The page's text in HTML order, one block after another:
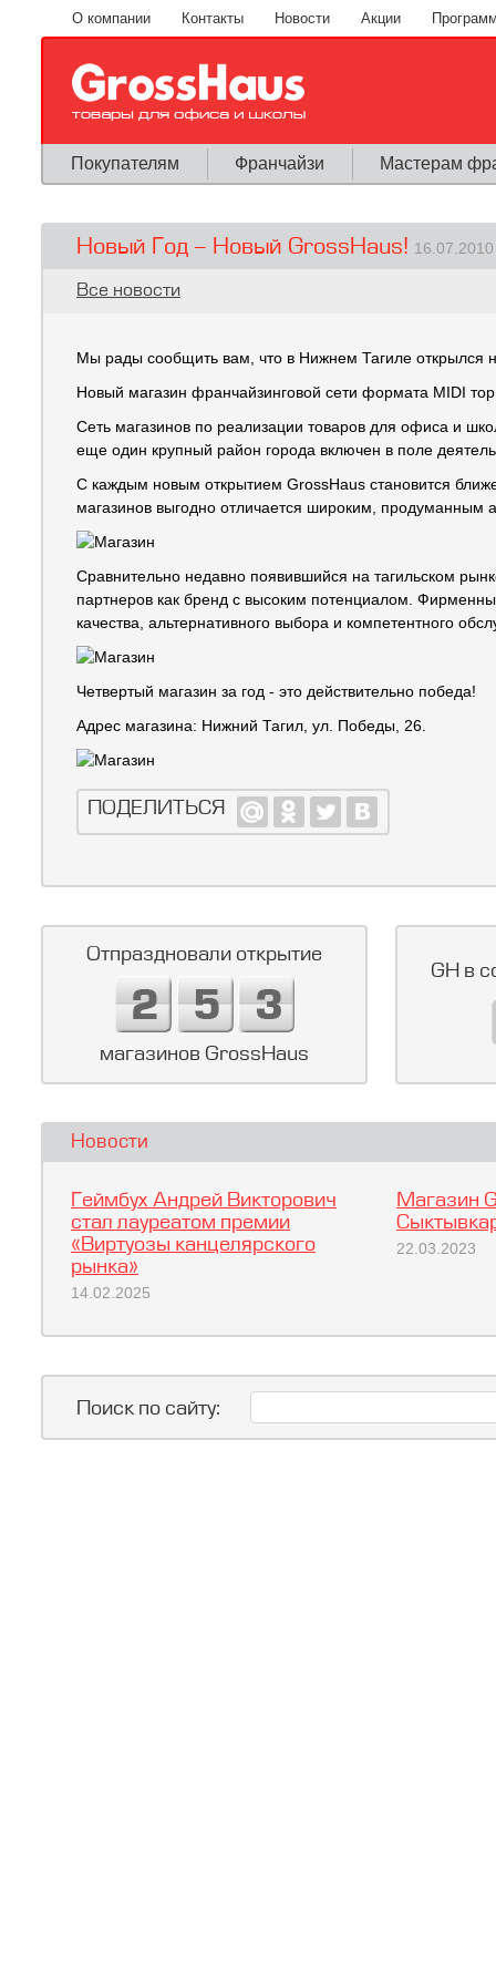
Перейти к основному содержанию
О компании Контакты Новости Акции
Покупателям Франчайзи Мастерам
Новый Год - Новый GrossHaus! 16.07.2010
Вы здесь
Все новости
Мы рады сообщить вам, что в Нижнем Тагиле открылся
Новый магазин франчайзинговой сети формата MIDI
Сеть магазинов по реализации товаров для офиса и
еще один крупный район города включен в поле
С каждым новым открытием GrossHaus становится
магазинов выгодно отличается широким, продуманным
Сравнительно недавно появившийся на тагильском
партнеров как бренд с высоким потенциалом.
качества, альтернативного выбора и компетентного
Четвертый магазин за год - это действительно победа!
Адрес магазина: Нижний Тагил, ул. Победы, 26.
ПОДЕЛИТЬСЯ
Отпраздновали открытие
магазинов GrossHaus
GH в
Новости
Геймбух Андрей Викторович
стал лауреатом премии
«Виртуозы канцелярского
рынка»
14.02.2025
Магазин
22.03.2023
Поиск по сайту: